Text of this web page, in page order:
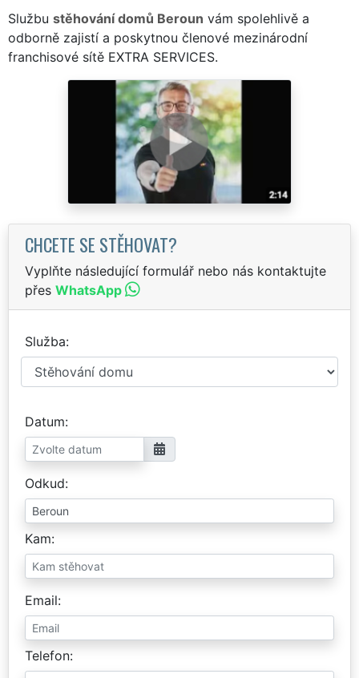
Službu stěhování domů Beroun vám spolehlivě a
odborně zajistí a poskytnou členové mezinárodní
franchisové sítě EXTRA SERVICES.
CHCETE SE STĚHOVAT?
Vyplňte následující formulář nebo nás kontaktujte
přes WhatsApp
Služba
Datum
Odkud
Kam
Email
Telefon